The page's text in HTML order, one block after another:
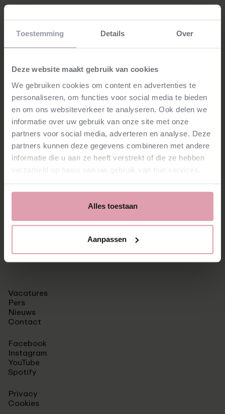
Toestemming Details Over
Deze website maakt gebruik van cookies
We gebruiken cookies om content en advertenties te
personaliseren, om functies voor social media te bieden
en om ons websiteverkeer te analyseren. Ook delen we
informatie over uw gebruik van onze site met onze
partners voor social media, adverteren en analyse. Deze
partners kunnen deze gegevens combineren met andere
informatie die u aan ze heeft verstrekt of die ze hebben
verzameld op basis van uw gebruik van hun services.
Alles toestaan
Aanpassen
Marsalis op Jazz in Marciac.
Chambre de Paris (Philharmonie de Paris, Elbphilharmonie,
Classics. Ook begon ze een driejarig traject alsJunge
Wildebij het Konzerthaus Dortmund.
Stay tuned!
Vacatures
Pers
Nieuws
Contact
Facebook
Instagram
YouTube
Spotify
Privacy
Cookies